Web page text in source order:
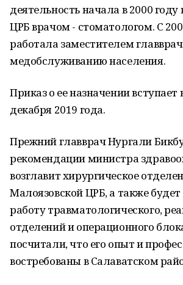
деятельность начала в 2000
ЦРБ врачом - стоматологом. С
работала заместителем
медобслуживанию населения.
Приказ о ее назначении вступает
декабря 2019 года.
Прежний главврач Нургали
рекомендации министра
возглавит хирургическое
Малоязовской ЦРБ, а также
работу травматологического,
отделений и операционного
посчитали, что его опыт и
востребованы в Салаватском